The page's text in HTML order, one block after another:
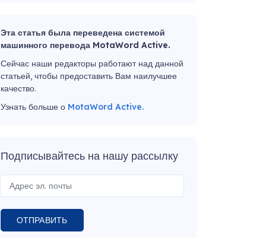
Эта статья была переведена системой
машинного перевода MotaWord Active.
Сейчас наши редакторы работают над данной
статьей, чтобы предоставить Вам наилучшее
качество.
Узнать больше о MotaWord Active.
Подписывайтесь на нашу рассылку
ОТПРАВИТЬ